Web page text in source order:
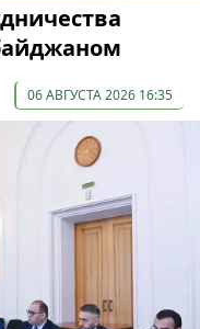
06 АВГУСТА 2026 16:35